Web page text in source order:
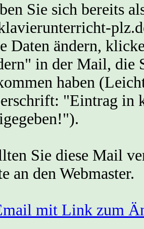
Sie sich bereits
Daten ändern,
in der Mail, die
haben
"Eintrag in
Sie diese Mail
an den Webmaster.
mit Link zum